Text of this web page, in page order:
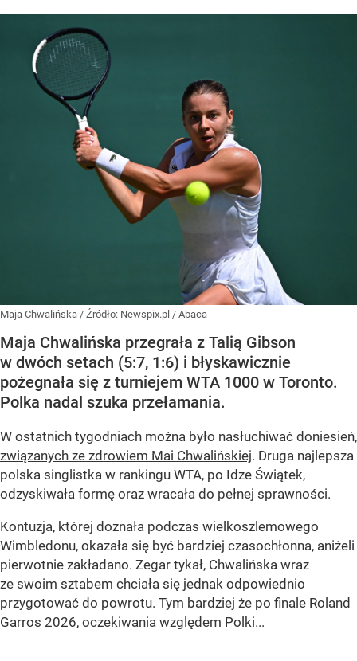
Maja Chwalińska / Źródło: Newspix.pl / Abaca
Maja Chwalińska przegrała z Talią Gibson
w dwóch setach (5:7, 1:6) i błyskawicznie
pożegnała się z turniejem WTA 1000 w Toronto.
Polka nadal szuka przełamania.
W ostatnich tygodniach można było nasłuchiwać doniesień,
związanych ze zdrowiem Mai Chwalińskiej. Druga najlepsza
polska singlistka w rankingu WTA, po Idze Świątek,
odzyskiwała formę oraz wracała do pełnej sprawności.
Kontuzja, której doznała podczas wielkoszlemowego
Wimbledonu, okazała się być bardziej czasochłonna, aniżeli
pierwotnie zakładano. Zegar tykał, Chwalińska wraz
ze swoim sztabem chciała się jednak odpowiednio
przygotować do powrotu. Tym bardziej że po finale Roland
Garros 2026, oczekiwania względem Polki...